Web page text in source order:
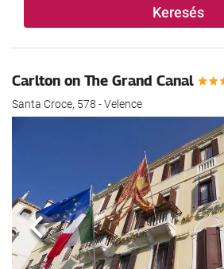
Keresés
Carlton on The Grand Canal
Santa Croce, 578 - Velence
Előző